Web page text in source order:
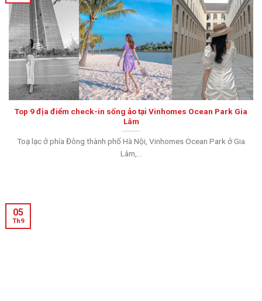
Top 9 địa điểm check-in sống ảo tại Vinhomes Ocean Park Gia
Lâm
Toạ lạc ở phía Đông thành phố Hà Nội, Vinhomes Ocean Park ở Gia
Lâm,...
05
Th9